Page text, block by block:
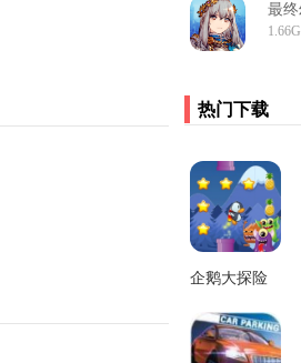
1.66G
热门下载
企鹅大探险